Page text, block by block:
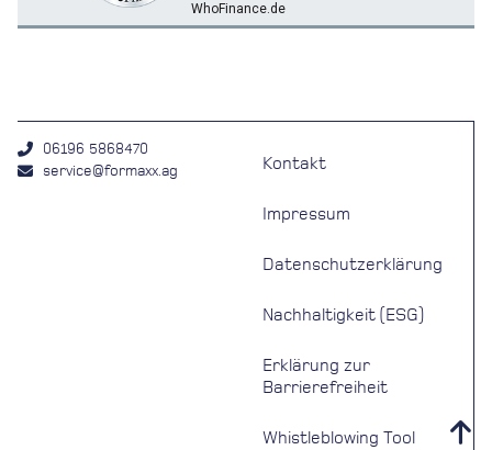
WhoFinance.de
06196 5868470
service@formaxx.ag
Kontakt
Impressum
Datenschutzerklärung
Nachhaltigkeit (ESG)
Erklärung zur
Barrierefreiheit
Whistleblowing Tool